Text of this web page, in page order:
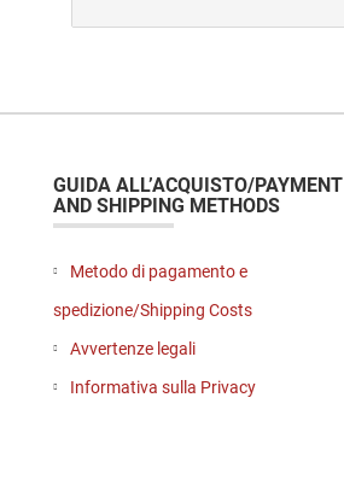
originaleattuale
GUIDA ALL’ACQUISTO/PAYMENT
AND SHIPPING METHODS
Metodo di pagamento e
spedizione/Shipping Costs
Avvertenze legali
Informativa sulla Privacy